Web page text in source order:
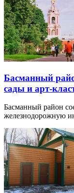
Басманный
сады и арт-
Басманный район
железнодорожную